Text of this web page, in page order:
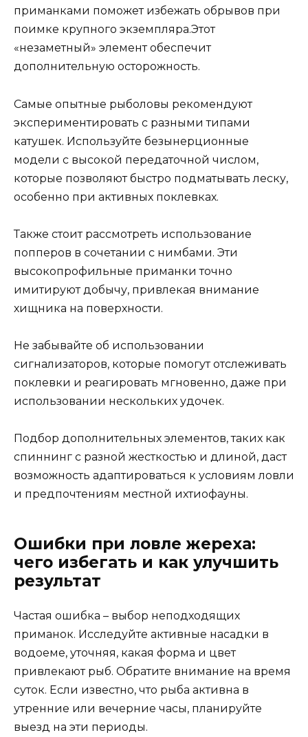
приманками поможет избежать обрывов при
поимке крупного экземпляра.Этот
«незаметный» элемент обеспечит
дополнительную осторожность.
Самые опытные рыболовы рекомендуют
экспериментировать с разными типами
катушек. Используйте безынерционные
модели с высокой передаточной числом,
которые позволяют быстро подматывать леску,
особенно при активных поклевках.
Также стоит рассмотреть использование
попперов в сочетании с нимбами. Эти
высокопрофильные приманки точно
имитируют добычу, привлекая внимание
хищника на поверхности.
Не забывайте об использовании
сигнализаторов, которые помогут отслеживать
поклевки и реагировать мгновенно, даже при
использовании нескольких удочек.
Подбор дополнительных элементов, таких как
спиннинг с разной жесткостью и длиной, даст
возможность адаптироваться к условиям ловли
и предпочтениям местной ихтиофауны.
Ошибки при ловле жереха:
чего избегать и как улучшить
результат
Частая ошибка – выбор неподходящих
приманок. Исследуйте активные насадки в
водоеме, уточняя, какая форма и цвет
привлекают рыб. Обратите внимание на время
суток. Если известно, что рыба активна в
утренние или вечерние часы, планируйте
выезд на эти периоды.